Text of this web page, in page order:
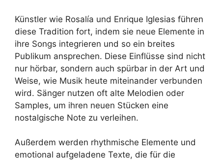
Künstler wie Rosalía und Enrique Iglesias führen
diese Tradition fort, indem sie neue Elemente in
ihre Songs integrieren und so ein breites
Publikum ansprechen. Diese Einflüsse sind nicht
nur hörbar, sondern auch spürbar in der Art und
Weise, wie Musik heute miteinander verbunden
wird. Sänger nutzen oft alte Melodien oder
Samples, um ihren neuen Stücken eine
nostalgische Note zu verleihen.
Außerdem werden rhythmische Elemente und
emotional aufgeladene Texte, die für die